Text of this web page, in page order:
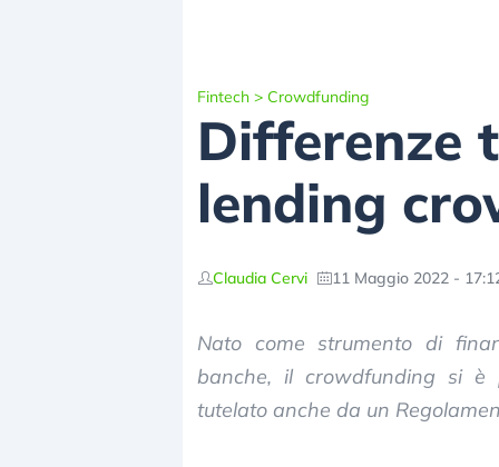
Fintech > Crowdfunding
Differenze
lending
Claudia Cervi 11 Maggio 2022 -
Nato come strumento di
banche, il crowdfunding si è
tutelato anche da un